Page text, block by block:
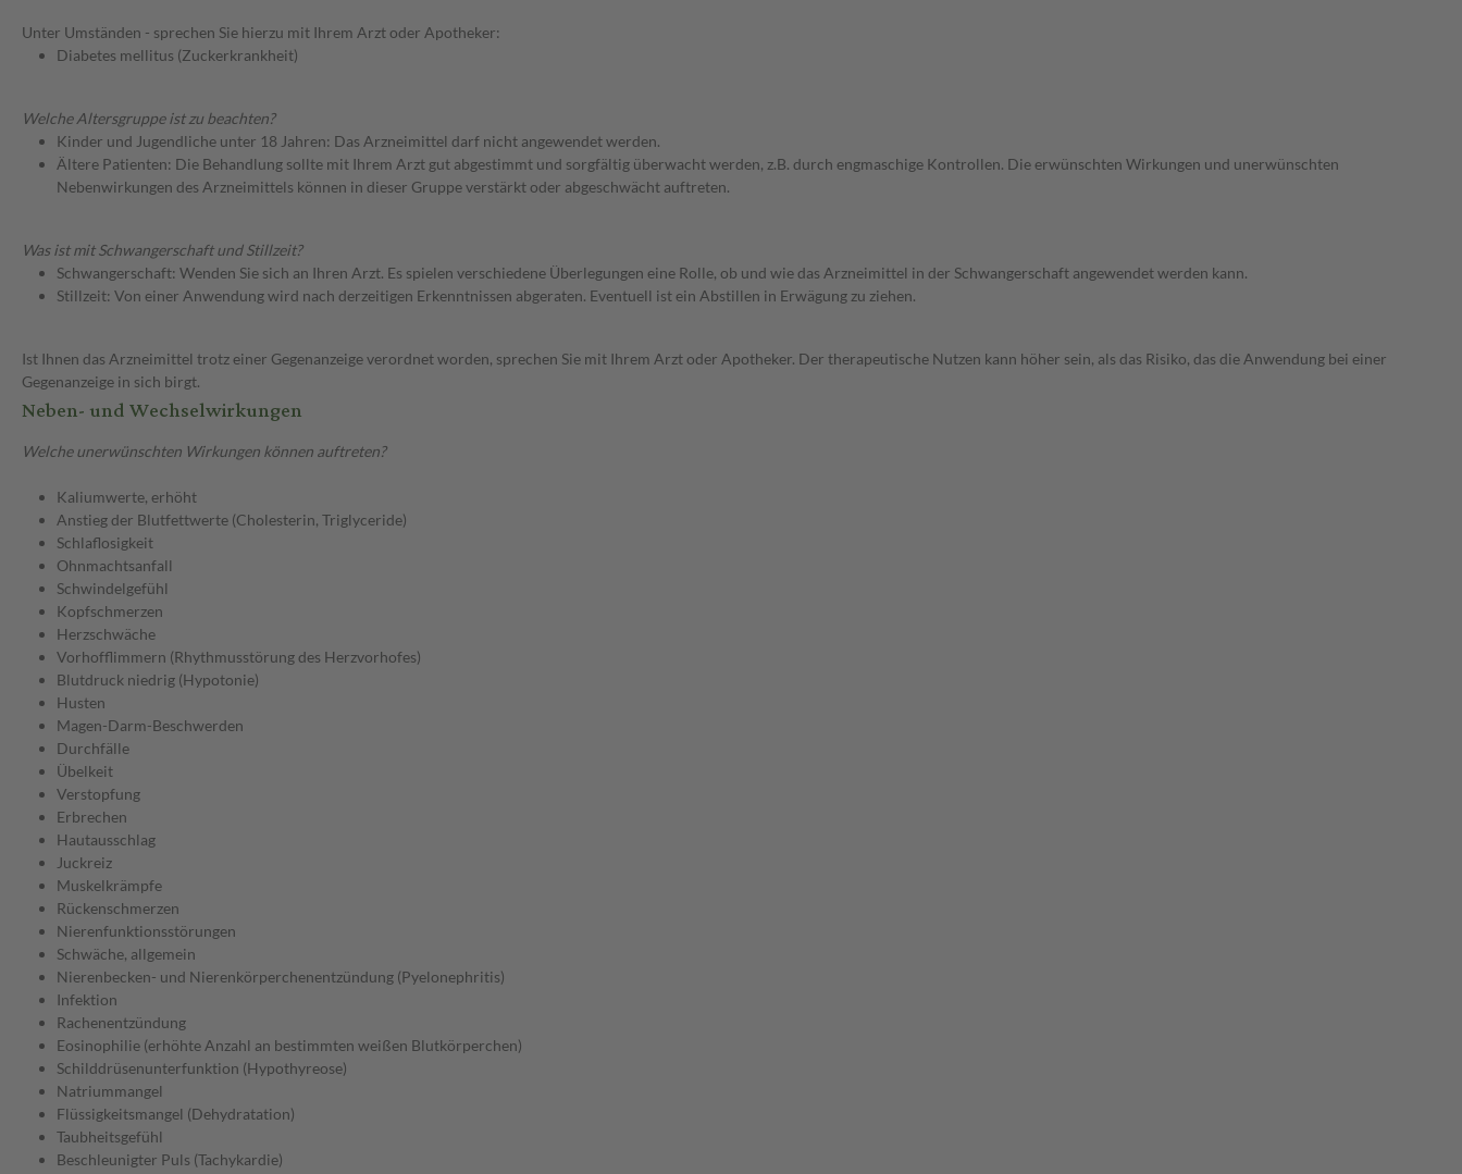
Unter Umständen - sprechen Sie hierzu mit Ihrem Arzt oder Apotheker:
Diabetes mellitus (Zuckerkrankheit)
Welche Altersgruppe ist zu beachten?
Kinder und Jugendliche unter 18 Jahren: Das Arzneimittel darf nicht angewendet werden.
Ältere Patienten: Die Behandlung sollte mit Ihrem Arzt gut abgestimmt und sorgfältig überwacht werden, z.B. durch engmaschige Kontrollen. Die erwünschten Wirkungen und unerwünschten
Nebenwirkungen des Arzneimittels können in dieser Gruppe verstärkt oder abgeschwächt auftreten.
Was ist mit Schwangerschaft und Stillzeit?
Schwangerschaft: Wenden Sie sich an Ihren Arzt. Es spielen verschiedene Überlegungen eine Rolle, ob und wie das Arzneimittel in der Schwangerschaft angewendet werden kann.
Stillzeit: Von einer Anwendung wird nach derzeitigen Erkenntnissen abgeraten. Eventuell ist ein Abstillen in Erwägung zu ziehen.
Ist Ihnen das Arzneimittel trotz einer Gegenanzeige verordnet worden, sprechen Sie mit Ihrem Arzt oder Apotheker. Der therapeutische Nutzen kann höher sein, als das Risiko, das die Anwendung bei einer
Gegenanzeige in sich birgt.
Neben- und Wechselwirkungen
Welche unerwünschten Wirkungen können auftreten?
Kaliumwerte, erhöht
Anstieg der Blutfettwerte (Cholesterin, Triglyceride)
Schlaflosigkeit
Ohnmachtsanfall
Schwindelgefühl
Kopfschmerzen
Herzschwäche
Vorhofflimmern (Rhythmusstörung des Herzvorhofes)
Blutdruck niedrig (Hypotonie)
Husten
Magen-Darm-Beschwerden
Durchfälle
Übelkeit
Verstopfung
Erbrechen
Hautausschlag
Juckreiz
Muskelkrämpfe
Rückenschmerzen
Nierenfunktionsstörungen
Schwäche, allgemein
Nierenbecken- und Nierenkörperchenentzündung (Pyelonephritis)
Infektion
Rachenentzündung
Eosinophilie (erhöhte Anzahl an bestimmten weißen Blutkörperchen)
Schilddrüsenunterfunktion (Hypothyreose)
Natriummangel
Flüssigkeitsmangel (Dehydratation)
Taubheitsgefühl
Beschleunigter Puls (Tachykardie)